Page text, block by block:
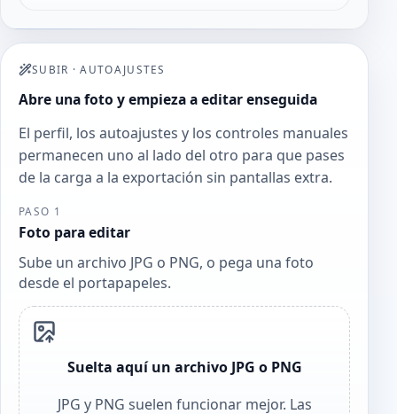
SUBIR ·AUTOAJUSTES
Abre una foto y empieza a editar enseguida
El perfil, los autoajustes y los controles manuales
permanecen uno al lado del otro para que pases
de la carga a la exportación sin pantallas extra.
PASO 1
Foto para editar
Sube un archivo JPG o PNG, o pega una foto
desde el portapapeles.
Suelta aquí un archivo JPG o PNG
JPG y PNG suelen funcionar mejor. Las